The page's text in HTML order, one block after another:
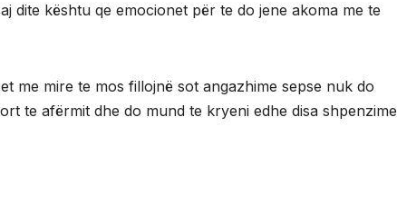
dite kështu qe emocionet për te do jene akoma me te
me mire te mos fillojnë sot angazhime sepse nuk do
te afërmit dhe do mund te kryeni edhe disa shpenzime